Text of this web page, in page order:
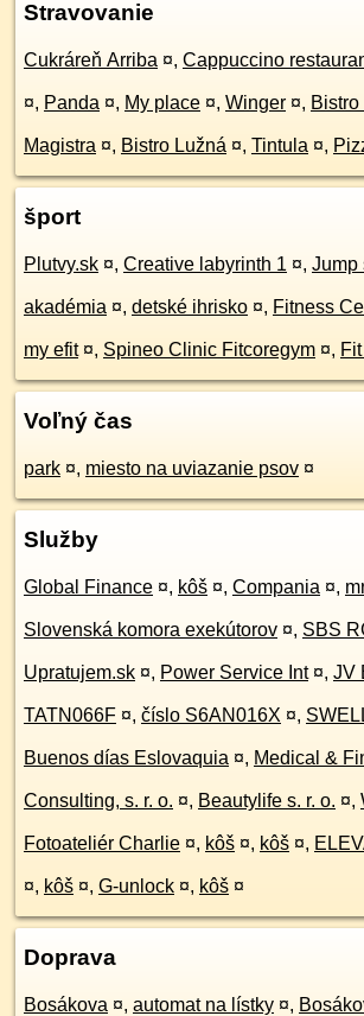
Stravovanie
Cukráreň Arriba ¤, Cappuccino
¤, Panda ¤, My place ¤, Winger ¤,
Magistra ¤, Bistro Lužná ¤, Tintula ¤,
šport
Plutvy.sk ¤, Creative labyrinth 1 ¤, Jump
akadémia ¤, detské ihrisko ¤, Fitness
my efit ¤, Spineo Clinic Fitcoregym ¤,
Voľný čas
park ¤, miesto na uviazanie psov ¤
Služby
Global Finance ¤, kôš ¤, Compania ¤,
Slovenská komora exekútorov ¤, SBS
Upratujem.sk ¤, Power Service Int ¤, JV
TATN066F ¤, číslo S6AN016X ¤,
Buenos días Eslovaquia ¤, Medical &
Consulting, s. r. o. ¤, Beautylife s. r. o. ¤,
Fotoateliér Charlie ¤, kôš ¤, kôš ¤,
¤, kôš ¤, G-unlock ¤, kôš ¤
Doprava
Bosákova ¤, automat na lístky ¤,